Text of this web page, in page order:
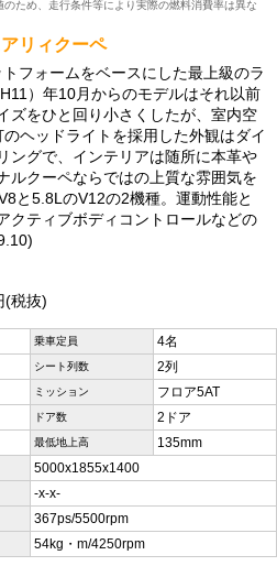
ため、走行条件等により実際の燃料消費率は異な
リィクーペ
フォームをベースにした最上級のラ
）年10月からのモデルはそれ以前
ズをひと回り小さくしたが、室内空
ヘッドライトを採用した外観はダイ
ングで、インテリアは随所に本革や
ルクーペならではの上質な雰囲気を
と5.8LのV12の2機種。運動性能と
クティブボディコントロールなどの
(税抜)
乗車定員 4名
シート列数 2列
ミッション フロア5AT
ドア数 2ドア
最低地上高 135mm
5000x1855x1400
-x-x-
367ps/5500rpm
54kg・m/4250rpm